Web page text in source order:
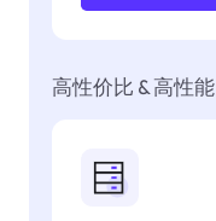
高性价比 & 高性能